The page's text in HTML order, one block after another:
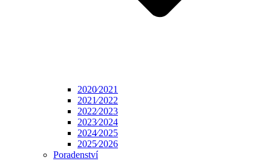
2020⁄2021
2021⁄2022
2022⁄2023
2023⁄2024
2024⁄2025
2025⁄2026
Poradenství